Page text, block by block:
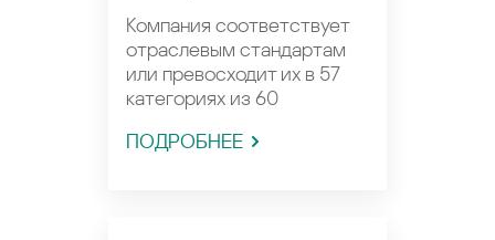
Компания соответствует
отраслевым стандартам
или превосходит их в 57
категориях из 60
ПОДРОБНЕЕ